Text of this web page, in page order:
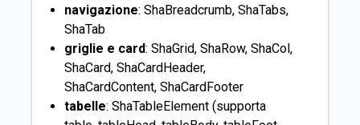
navigazione: ShaBreadcrumb, ShaTabs,
ShaTab
griglie e card: ShaGrid, ShaRow, ShaCol,
ShaCard, ShaCardHeader,
ShaCardContent, ShaCardFooter
tabelle: ShaTableElement (supporta